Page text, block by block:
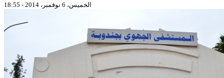
الخميس، 6 نوفمبر، 2014 - 18:55